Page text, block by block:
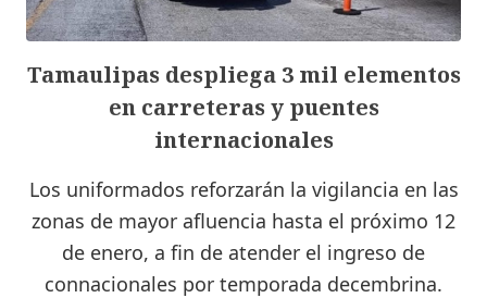
Tamaulipas despliega 3 mil elementos
en carreteras y puentes
internacionales
Los uniformados reforzarán la vigilancia en las
zonas de mayor afluencia hasta el próximo 12
de enero, a fin de atender el ingreso de
connacionales por temporada decembrina.